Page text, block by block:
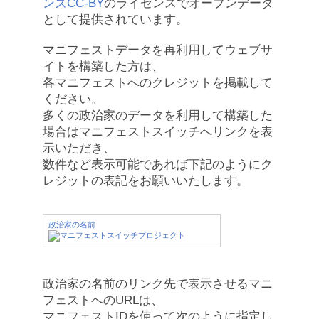
ンズCC-BYのライセンスでオープンデータ
として提供されています。
マニフェストデータを再利用してウェブサ
イトを構築した方は、
各マニフェストへのクレジットを掲載して
ください。
多くの政治家のデータを利用して構築した
場合はマニフェストスイッチへリンクを表
示いただき、
数件など表示可能であれば下記のようにク
レジットの表記をお願いいたします。
政治家の名前
政治家の名前のリンク先で表示させるマニ
フェストへのURLは、